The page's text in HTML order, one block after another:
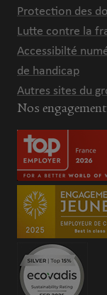
Protection des
Lutte contre la
Accessibilté
de handicap
Autres sites du
Nos